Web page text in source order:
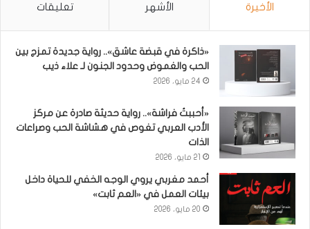
الأخيرة الأشهر تعليقات
«ذاكرة في قبضة عاشق».. رواية جديدة تمزج بين
الحب والغموض وحدود الجنون لـ علاء ذيب
24 مايو، 2026
«أحببتُ فراشة».. رواية حديثة صادرة عن مركز
الأدب العربي تغوص في هشاشة الحب وصراعات
الذات
21 مايو، 2026
أحمد مغربي يروي الوجه الخفي للحياة داخل
بيئات العمل في «العم ثابت»
20 مايو، 2026